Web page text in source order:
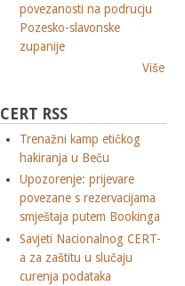
povezanosti na podrucju
Pozesko-slavonske
zupanije
Više
CERT RSS
Trenažni kamp etičkog
hakiranja u Beču
Upozorenje: prijevare
povezane s rezervacijama
smještaja putem Bookinga
Savjeti Nacionalnog CERT-
a za zaštitu u slučaju
curenja podataka